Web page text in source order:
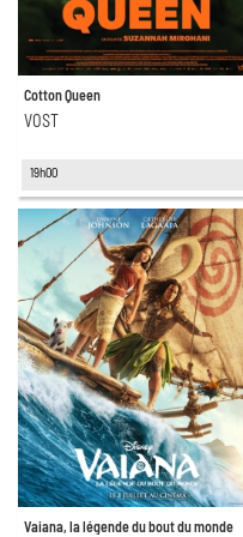
Cotton Queen
VOST
19h00
Vaiana, la légende du bout du monde